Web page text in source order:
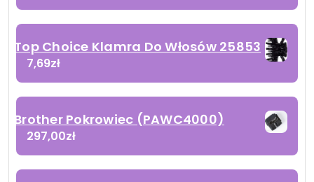
Top Choice Klamra Do Włosów 25853
7,69zł
Brother Pokrowiec (PAWC4000)
297,00zł